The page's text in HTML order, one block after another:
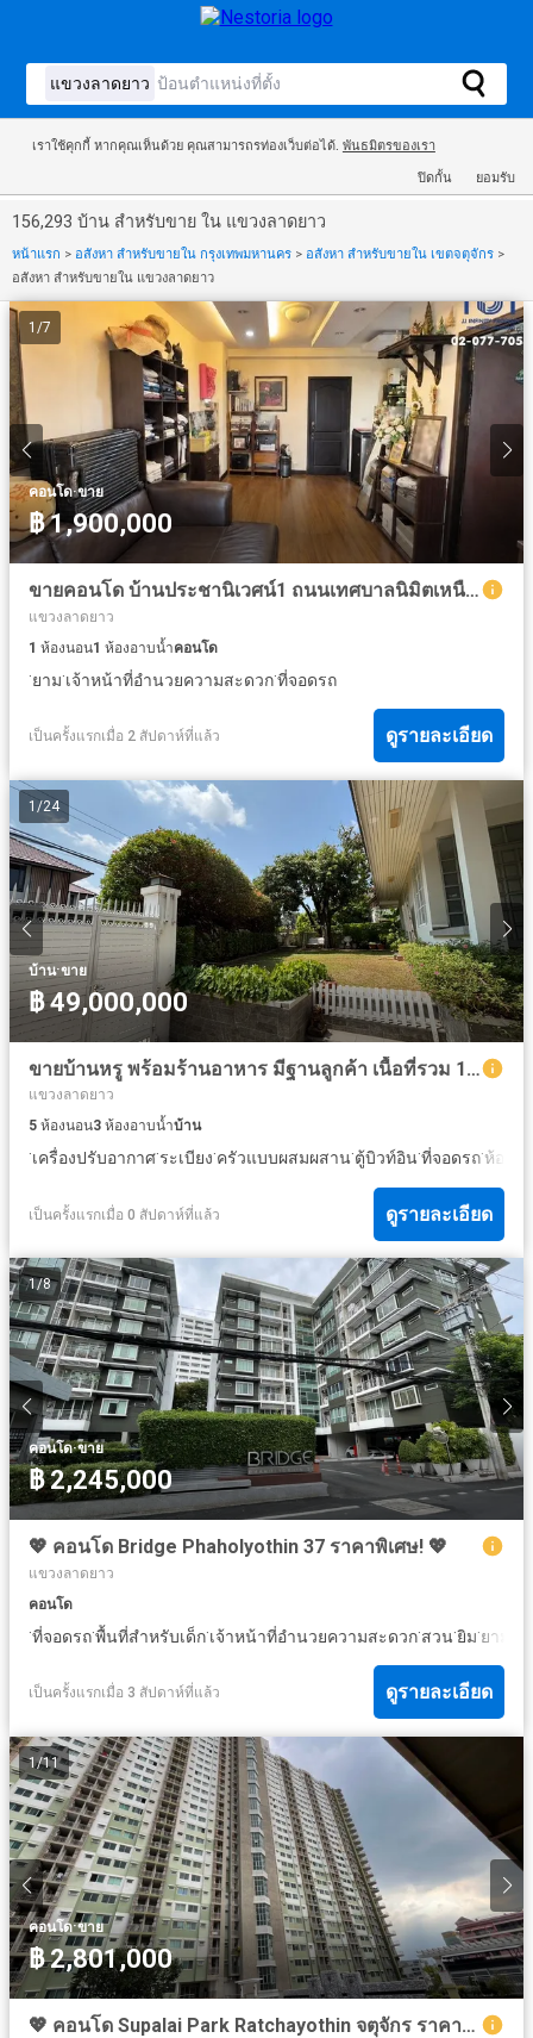
เราใช้คุกกี้ หากคุณเห็นด้วย คุณสามารถรท่องเว็บต่อได้. พันธมิตรของเรา
ปิดกั้น ยอมรับ
156,293 บ้าน สำหรับขาย ใน แขวงลาดยาว
หน้าแรก > อสังหา สำหรับขายใน กรุงเทพมหานคร > อสังหา สำหรับขายใน เขตจตุจักร >
อสังหา สำหรับขายใน แขวงลาดยาว
1 /7
คอนโด·ขาย
฿ 1,900,000
ขายคอนโด บ้านประชานิเวศน์1 ถนนเทศบาลนิมิตเหนือ 51.4 ตร.ม. ใกล้ตลาดบองมาเช่ และรถไฟฟ้าสายสีแดง
แขวงลาดยาว
1 ห้องนอน1 ห้องอาบน้ำคอนโด
·ยาม·เจ้าหน้าที่อำนวยความสะดวก·ที่จอดรถ
เป็นครั้งแรกเมื่อ 2 สัปดาห์ที่แล้ว ดูรายละเอียด
1 /24
บ้าน·ขาย
฿ 49,000,000
ขายบ้านหรู พร้อมร้านอาหาร มีฐานลูกค้า เนื้อที่รวม 179 ตรว ใกล้ตลาดไฮโซดัง
แขวงลาดยาว
5 ห้องนอน3 ห้องอาบน้ำบ้าน
·เครื่องปรับอากาศ·ระเบียง·ครัวแบบผสมผสาน·ตู้บิวท์อิน·ที่จอดรถ·ห้องค
เป็นครั้งแรกเมื่อ 0 สัปดาห์ที่แล้ว ดูรายละเอียด
1/8
คอนโด·ขาย
฿ 2,245,000
💖 คอนโด Bridge Phaholyothin 37 ราคาพิเศษ! 💖
แขวงลาดยาว
คอนโด
·ที่จอดรถ·พื้นที่สำหรับเด็ก·เจ้าหน้าที่อำนวยความสะดวก·สวน·ยิม·ยาม
เป็นครั้งแรกเมื่อ 3 สัปดาห์ที่แล้ว ดูรายละเอียด
1/11
คอนโด·ขาย
฿ 2,801,000
💖 คอนโด Supalai Park Ratchayothin จตุจักร ราคาพิเศษ! 💖